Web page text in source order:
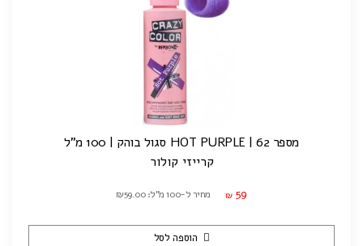
מספר 62 | HOT PURPLE סגול בוהק | 100 מ"ל
קרייזי קולור
₪ 59 מחיר ל-100 מ"ל: ₪59.00
הוספה לסל